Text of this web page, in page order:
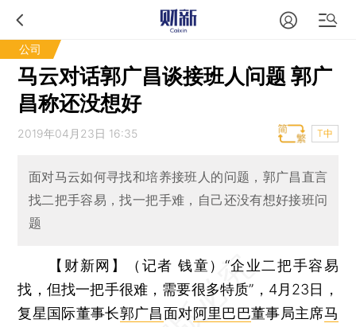
公司
马云对话郭广昌谈接班人问题 郭广
昌称还没想好
2019年04月23日 16:35 T中
面对马云如何寻找和培养接班人的问题，郭广昌直言
找二把手容易，找一把手难，自己还没有想好接班问
题
【财新网】（记者 钱童） “企业二把手容易
找，但找一把手很难，需要很多特质”，4月23日，
复星国际董事长郭广昌面对阿里巴巴董事局主席马